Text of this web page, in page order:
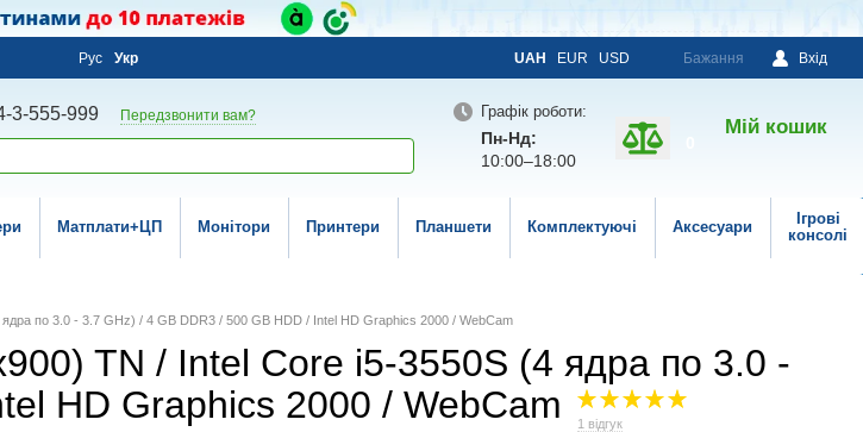
Рус Укр UAH EUR USD Бажання Вхід
3-555-999 Передзвонити вам? Графік роботи:
Пн-Нд:
10:00–18:00
Мій кошик
Матплати+ЦП Монітори Принтери Планшети Комплектуючі Аксесуари
Ігрові
консолі
по 3.0 - 3.7 GHz) / 4 GB DDR3 / 500 GB HDD / Intel HD Graphics 2000 / WebCam
TN / Intel Core i5-3550S (4 ядра по 3.0 -
HD Graphics 2000 / WebCam
1 відгук